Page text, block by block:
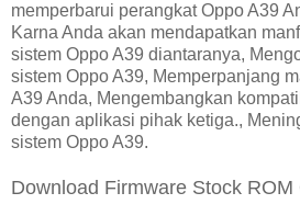
memperbarui perangkat Oppo A39
Karna Anda akan mendapatkan
sistem Oppo A39 diantaranya,
sistem Oppo A39, Memperpanjang
A39 Anda, Mengembangkan
dengan aplikasi pihak ketiga.,
sistem Oppo A39.
Download Firmware Stock ROM